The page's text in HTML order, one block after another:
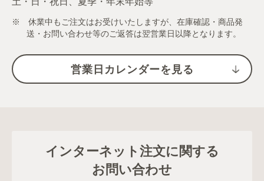
※ 休業中もご注文はお受けいたしますが、在庫確認・商品発
送・お問い合わせ等のご返答は翌営業日以降となります。
営業日カレンダーを見る
インターネット注文に関する
お問い合わせ